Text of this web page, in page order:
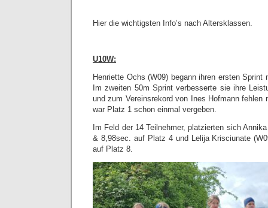
Hier die wichtigsten Info’s nach Altersklassen.
U10W:
Henriette Ochs (W09) begann ihren ersten
Im zweiten 50m Sprint verbesserte sie ihre
und zum Vereinsrekord von Ines Hofmann fehlen
war Platz 1 schon einmal vergeben.
Im Feld der 14 Teilnehmer, platzierten sich
& 8,98sec. auf Platz 4 und Lelija Krisciunate
auf Platz 8.